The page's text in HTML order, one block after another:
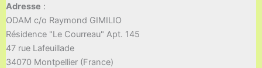
Adresse :
ODAM c/o Raymond GIMILIO
Résidence "Le Courreau" Apt. 145
47 rue Lafeuillade
34070 Montpellier (France)